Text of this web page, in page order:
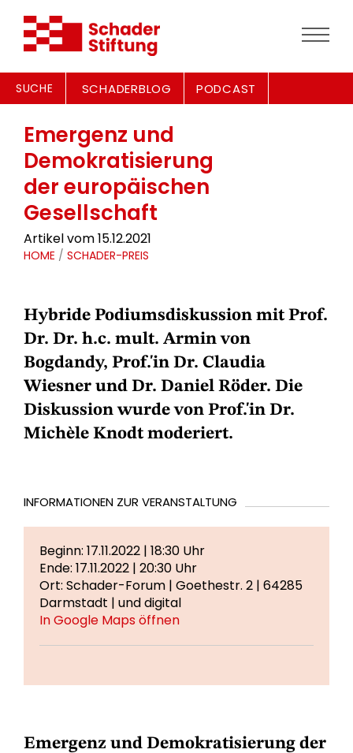
SUCHE SCHADERBLOG PODCAST
Emergenz und
Demokratisierung
der europäischen
Gesellschaft
Artikel vom 15.12.2021
HOME / SCHADER-PREIS
Hybride Podiumsdiskussion mit Prof.
Dr. Dr. h.c. mult. Armin von
Bogdandy, Prof.'in Dr. Claudia
Wiesner und Dr. Daniel Röder. Die
Diskussion wurde von Prof.'in Dr.
Michèle Knodt moderiert.
INFORMATIONEN ZUR VERANSTALTUNG
Beginn: 17.11.2022 | 18:30 Uhr
Ende: 17.11.2022 | 20:30 Uhr
Ort: Schader-Forum | Goethestr. 2 | 64285
Darmstadt | und digital
In Google Maps öffnen
Emergenz und Demokratisierung der